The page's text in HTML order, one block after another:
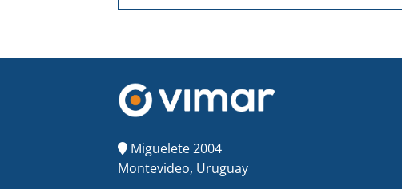
Miguelete 2004
Montevideo, Uruguay